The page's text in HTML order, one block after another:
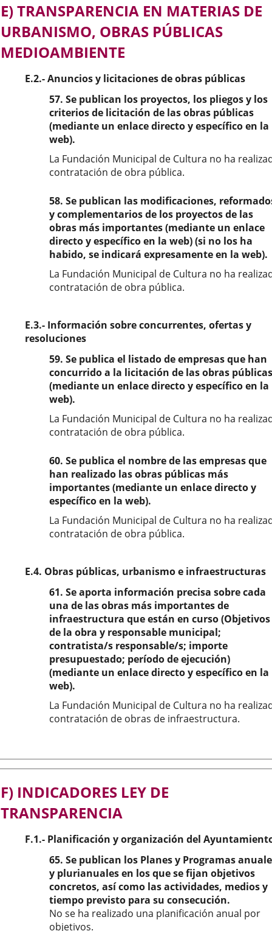
E) TRANSPARENCIA EN MATERIAS DE
URBANISMO, OBRAS PÚBLICAS
MEDIOAMBIENTE
E.2.- Anuncios y licitaciones de obras públicas
57. Se publican los proyectos, los pliegos y los
criterios de licitación de las obras públicas
(mediante un enlace directo y específico en la
web).
La Fundación Municipal de Cultura no ha
contratación de obra pública.
58. Se publican las modificaciones,
y complementarios de los proyectos de las
obras más importantes (mediante un enlace
directo y específico en la web) (si no los ha
habido, se indicará expresamente en la web).
La Fundación Municipal de Cultura no ha
contratación de obra pública.
E.3.- Información sobre concurrentes, ofertas y
resoluciones
59. Se publica el listado de empresas que han
concurrido a la licitación de las obras públicas
(mediante un enlace directo y específico en la
web).
La Fundación Municipal de Cultura no ha
contratación de obra pública.
60. Se publica el nombre de las empresas que
han realizado las obras públicas más
importantes (mediante un enlace directo y
específico en la web).
La Fundación Municipal de Cultura no ha
contratación de obra pública.
E.4. Obras públicas, urbanismo e infraestructuras
61. Se aporta información precisa sobre cada
una de las obras más importantes de
infraestructura que están en curso (Objetivos
de la obra y responsable municipal;
contratista/s responsable/s; importe
presupuestado; período de ejecución)
(mediante un enlace directo y específico en la
web).
La Fundación Municipal de Cultura no ha
contratación de obras de infraestructura.
F) INDICADORES LEY DE
TRANSPARENCIA
F.1.- Planificación y organización del
65. Se publican los Planes y Programas
y plurianuales en los que se fijan objetivos
concretos, así como las actividades, medios y
tiempo previsto para su consecución.
No se ha realizado una planificación anual por
objetivos.